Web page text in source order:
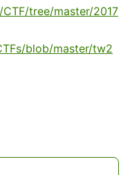
tree/master/2017
blob/master/tw2